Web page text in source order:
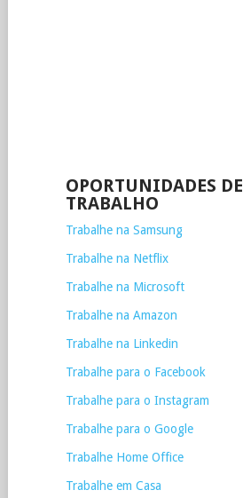
OPORTUNIDADES DE
TRABALHO
Trabalhe na Samsung
Trabalhe na Netflix
Trabalhe na Microsoft
Trabalhe na Amazon
Trabalhe na Linkedin
Trabalhe para o Facebook
Trabalhe para o Instagram
Trabalhe para o Google
Trabalhe Home Office
Trabalhe em Casa